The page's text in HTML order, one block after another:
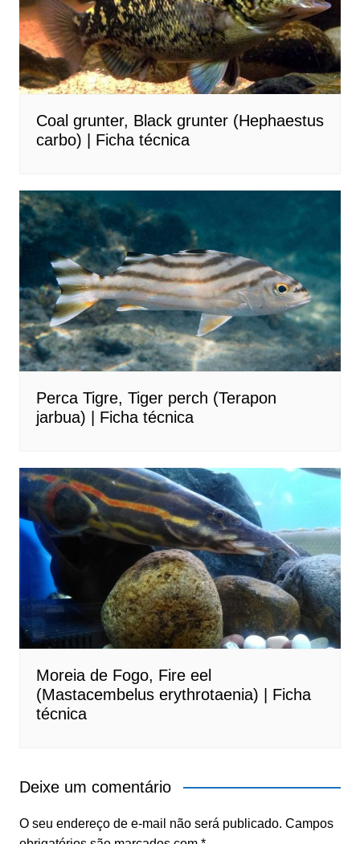
Coal grunter, Black grunter (Hephaestus
carbo) | Ficha técnica
Perca Tigre, Tiger perch (Terapon
jarbua) | Ficha técnica
Moreia de Fogo, Fire eel
(Mastacembelus erythrotaenia) | Ficha
técnica
Deixe um comentário
O seu endereço de e-mail não será publicado. Campos